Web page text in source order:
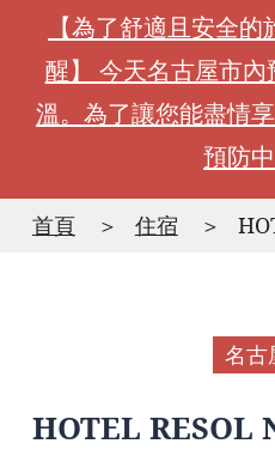
【為了舒適且安全
醒】 今天名古屋市
溫。為了讓您能盡情
預防中
首頁 住宿
名古
HOTEL RESOL